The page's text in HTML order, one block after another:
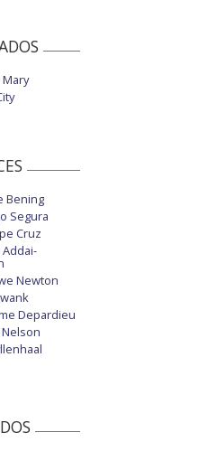
Bening
Segura
Cruz
Newton
Depardieu
Nelson